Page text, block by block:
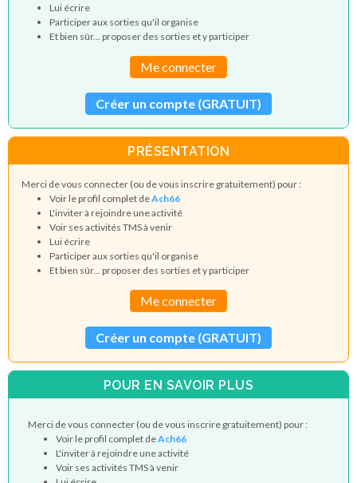
Lui écrire
Participer aux sorties qu'il organise
Et bien sûr... proposer des sorties et y participer
Me connecter
Créer un compte (GRATUIT)
PRÉSENTATION
Merci de vous connecter (ou de vous inscrire gratuitement) pour :
Voir le profil complet deAch66
L'inviter à rejoindre une activité
Voir ses activités TMS à venir
Lui écrire
Participer aux sorties qu'il organise
Et bien sûr... proposer des sorties et y participer
Me connecter
Créer un compte (GRATUIT)
POUR EN SAVOIR PLUS
Merci de vous connecter (ou de vous inscrire gratuitement) pour :
Voir le profil complet deAch66
L'inviter à rejoindre une activité
Voir ses activités TMS à venir